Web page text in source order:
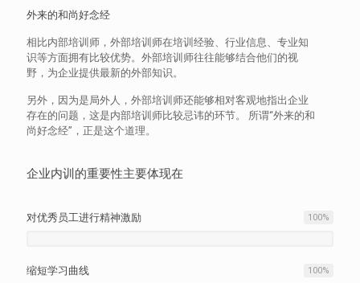
外来的和尚好念经
相比内部培训师，外部培训师在培训经验、行业信息、专业知
识等方面拥有比较优势。外部培训师往往能够结合他们的视
野，为企业提供最新的外部知识。
另外，因为是局外人，外部培训师还能够相对客观地指出企业
存在的问题，这是内部培训师比较忌讳的环节。 所谓“外来的和
尚好念经”，正是这个道理。
企业内训的重要性主要体现在
对优秀员工进行精神激励 100%
缩短学习曲线 100%